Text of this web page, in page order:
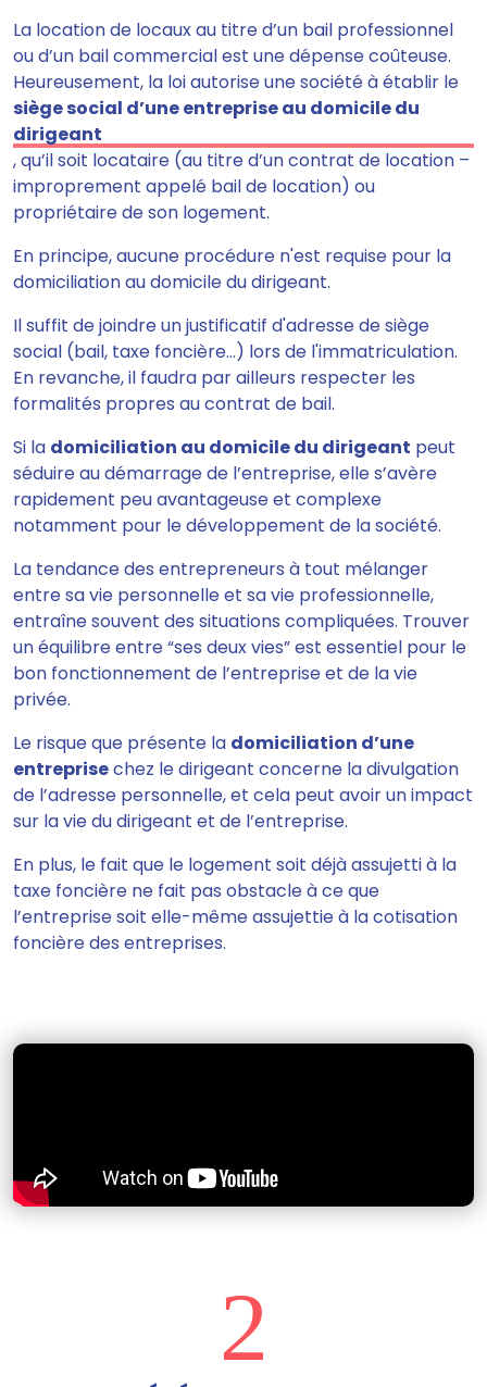
La location de locaux au titre d’un bail professionnel
ou d’un bail commercial est une dépense coûteuse.
Heureusement, la loi autorise une société à établir le
siège social d’une entreprise au domicile du
dirigeant
, qu’il soit locataire (au titre d’un contrat de location –
improprement appelé bail de location) ou
propriétaire de son logement.
En principe, aucune procédure n'est requise pour la
domiciliation au domicile du dirigeant.
Il suffit dejoindre un justificatif d'adresse de siège
social (bail, taxe foncière…) lors de l'immatriculation.
En revanche, il faudra par ailleurs respecter les
formalités propres au contrat de bail.
Si la domiciliation au domicile du dirigeant peut
séduire au démarrage de l’entreprise, elle s’avère
rapidement peu avantageuse et complexe
notamment pour le développement de la société.
La tendance des entrepreneurs à tout mélanger
entre sa vie personnelle et sa vie professionnelle,
entraîne souvent des situations compliquées. Trouver
un équilibre entre “ses deux vies” est essentiel pour le
bon fonctionnement de l’entreprise et de la vie
privée.
Le risque que présente la domiciliation d’une
entreprisechez le dirigeant concerne ladivulgation
de l’adresse personnelle, et cela peut avoir un impact
sur la vie du dirigeant et de l’entreprise.
En plus, le fait que le logement soit déjà assujetti à la
taxe foncière ne fait pas obstacle à ce que
l’entreprise soit elle-même assujettie à la cotisation
foncière des entreprises.
2